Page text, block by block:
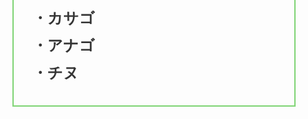
・カサゴ
・アナゴ
・チヌ